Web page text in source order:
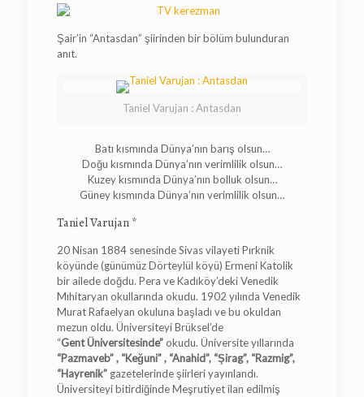
Şair’in “Antasdan” şiirinden bir bölüm bulunduran
anıt.
Taniel Varujan : Antasdan
Batı kısmında Dünya’nın barış olsun…
Doğu kısmında Dünya’nın verimlilik olsun…
Kuzey kısmında Dünya’nın bolluk olsun…
Güney kısmında Dünya’nın verimlilik olsun…
Taniel Varujan *
20 Nisan 1884 senesinde Sivas vilayeti Pırknik
köyünde (günümüz Dörteylül köyü) Ermeni Katolik
bir ailede doğdu. Pera ve Kadıköy’deki Venedik
Mıhitaryan okullarında okudu. 1902 yılında Venedik
Murat Rafaelyan okuluna başladı ve bu okuldan
mezun oldu. Üniversiteyi Brüksel’de
“Gent Üniversitesinde”okudu. Üniversite yıllarında
“Pazmaveb” , “Keğuni” , “Anahid”, “Şirag”, “Razmig”,
“Hayrenik”gazetelerinde şiirleri yayınlandı.
Üniversiteyi bitirdiğinde Meşrutiyet ilan edilmiş